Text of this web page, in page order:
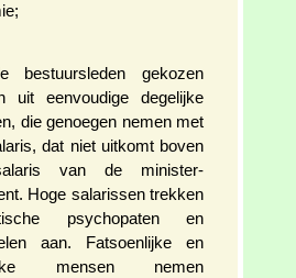
bestuursleden gekozen
uit eenvoudige degelijke
die genoegen nemen met
dat niet uitkomt boven
van de minister-
Hoge salarissen trekken
psychopaten en
aan. Fatsoenlijke en
mensen nemen